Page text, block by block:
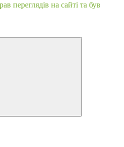
переглядів на сайті та був